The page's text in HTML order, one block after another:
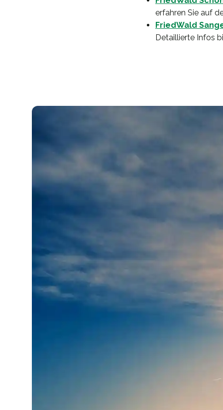
erfahren Sie auf
FriedWald
Detaillierte Infos